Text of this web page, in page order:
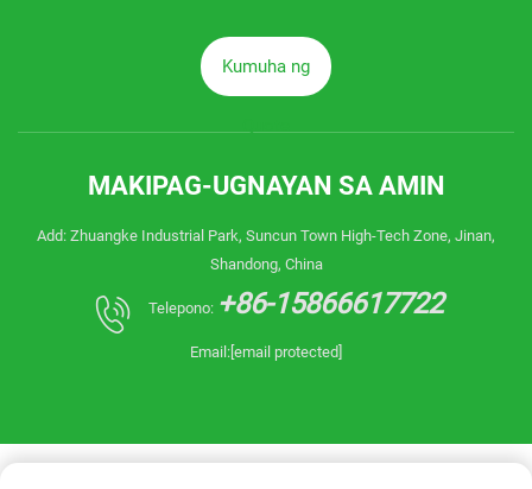
Kumuha ng
MAKIPAG-UGNAYAN SA AMIN
Add: Zhuangke Industrial Park, Suncun Town High-Tech Zone, Jinan,
Shandong, China
Telepono: +86-15866617722
Email:[email protected]